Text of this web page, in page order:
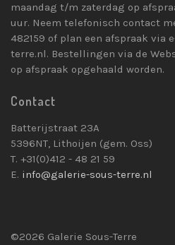
maandag t/m zaterdag op
uur. Neem telefonisch contact
482159 of plan een afspraak via
terre.nl. Bestellingen via de
op afspraak opgehaald worden.
Contact
Batterijstraat 23A
5396NT, Lithoijen (gem. Oss)
T. +31(0)412 - 48 21 59
E. info@galerie-sous-terre.nl
©2026 Galerie Sous-Terre